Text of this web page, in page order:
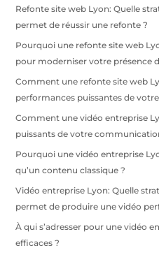
Refonte site web Lyon: Quelle
permet de réussir une refonte ?
Pourquoi une refonte site web
pour moderniser votre présence
Comment une refonte site web
performances puissantes de
Comment une vidéo entreprise
puissants de votre
Pourquoi une vidéo entreprise
qu’un contenu classique ?
Vidéo entreprise Lyon: Quelle
permet de produire une vidéo
À qui s’adresser pour une vidéo
efficaces ?